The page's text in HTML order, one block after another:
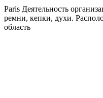
Paris Деятельность
ремни, кепки, духи.
область